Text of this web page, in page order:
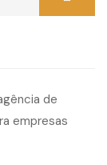
de
empresas